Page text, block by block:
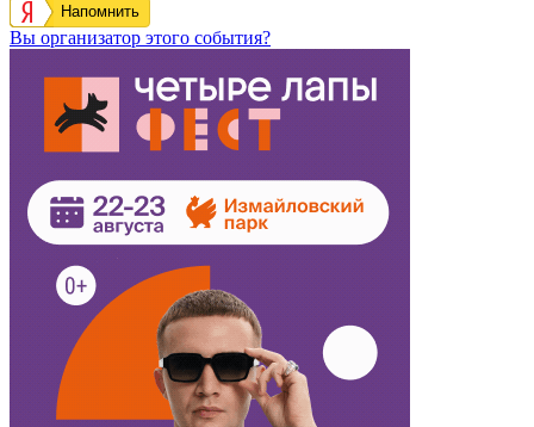
Напомнить
Вы организатор этого события?